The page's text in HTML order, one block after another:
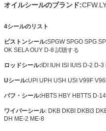
オイルシールのブランド:
4シールのリスト
ピストンシール:SPGW SPGO SPG
OK SELA OUY D-8 試聴する
ロッドシール:IDI IUH ISI IUIS D-2 D-
Uシール:UPI UPH USH USI V99F
バフ・シール:HBTS HBY HBTTS D-14
ワイパーシール: DKB DKBI DKBI3
DH ME-2 ME-8